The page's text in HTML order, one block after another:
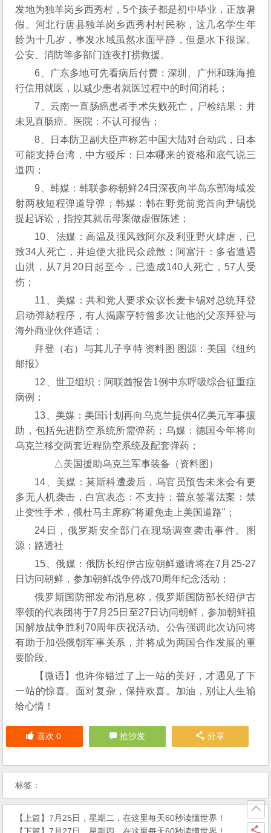
发地为独羊岗乡西秀村，5个孩子都是初中毕业，正放暑
假。河北行唐县独羊岗乡西秀村村民称，这几名学生年
龄为十几岁，事发水域虽然水面平静，但是水下很深。
公安、消防等多部门连夜打捞救援。
6、广东多地可先看病后付费：深圳、广州和珠海推
行信用就医，以减少患者就医过程中的时间消耗；
7、云南一直肠癌患者手术失败死亡，尸检结果：并
未见直肠癌。医院：不认可报告；
8、日本防卫副大臣声称若中国大陆对台动武，日本
可能支持台湾，中方驳斥：日本哪来的资格和底气说三
道四；
9、韩媒：韩联参称朝鲜24日深夜向半岛东部海域发
射两枚短程弹道导弹；韩媒：韩在野党前党首向尹锡悦
提起诉讼，指控其就岳母案做虚假陈述；
10、法媒：高温及强风致阿尔及利亚野火肆虐，已
致34人死亡，并迫使大批民众疏散；阿富汗：多省遭遇
山洪，从7月20日起至今，已造成140人死亡，57人受
伤；
11、美媒：共和党人要求众议长麦卡锡对总统拜登
启动弹劾程序，有人揭露亨特曾多次让他的父亲拜登与
海外商业伙伴通话；
拜登（右）与其儿子亨特 资料图 图源：美国《纽约
邮报》
12、世卫组织：阿联酋报告1例中东呼吸综合征重症
病例；
13、美媒：美国计划再向乌克兰提供4亿美元军事援
助，包括先进防空系统所需弹药；乌媒：德国今年将向
乌克兰移交两套近程防空系统及配套弹药；
△美国援助乌克兰军事装备（资料图）
14、美媒：莫斯科遭袭后，乌官员预告未来会有更
多无人机袭击，白宫表态：不支持；普京签署法案：禁
止变性手术，俄杜马主席称"将避免走上美国道路"；
24日，俄罗斯安全部门在现场调查袭击事件。图
源：路透社
15、俄媒：俄防长绍伊古应朝鲜邀请将在7月25-27
日访问朝鲜，参加朝鲜战争停战70周年纪念活动；
俄罗斯国防部发布消息称，俄罗斯国防部长绍伊古
率领的代表团将于7月25日至27日访问朝鲜，参加朝鲜祖
国解放战争胜利70周年庆祝活动。公告强调此次访问将
有助于加强俄朝军事关系，并将成为两国合作发展的重
要阶段。
【微语】也许你错过了上一站的美好，才遇见了下
一站的惊喜。面对复杂，保持欢喜。加油，别让人生输
给心情！
喜欢 0 抢沙发 分享
标签：
【上篇】7月25日，星期二，在这里每天60秒读懂世界！